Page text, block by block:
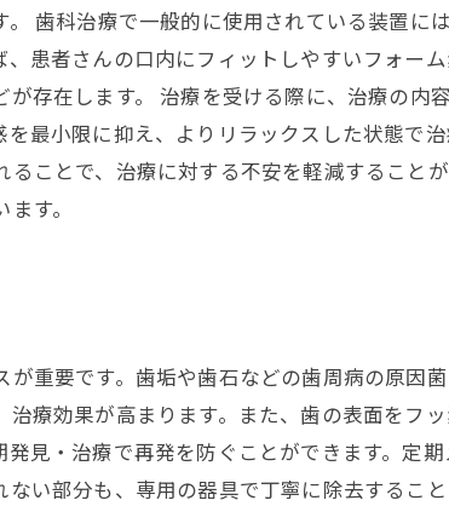
歯科治療で一般的に使用されている装置に
患者さんの口内にフィットしやすいフォー
存在します。 治療を受ける際に、治療の内
最小限に抑え、よりリラックスした状態で
ことで、治療に対する不安を軽減すること
す。
重要です。歯垢や歯石などの歯周病の原因
療効果が高まります。また、歯の表面をフ
見・治療で再発を防ぐことができます。定
い部分も、専用の器具で丁寧に除去するこ